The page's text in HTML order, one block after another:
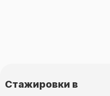
Стажировки в